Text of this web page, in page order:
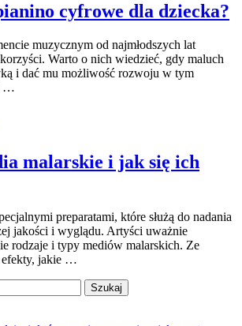
cyfrowe dla dziecka?
muzycznym od najmłodszych lat
Warto o nich wiedzieć, gdy maluch
i dać mu możliwość rozwoju w tym
…
malarskie i jak się ich
preparatami, które służą do nadania
jakości i wyglądu. Artyści uważnie
rodzaje i typy mediów malarskich. Ze
efekty, jakie …